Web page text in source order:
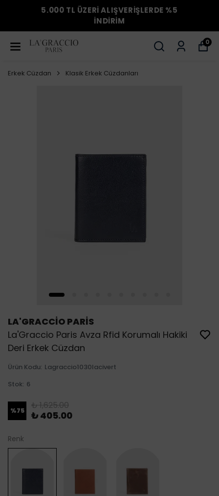
5.000 TL ÜZERİ ALIŞVERİŞLERDE %5
İNDİRİM
0
Erkek Cüzdan Klasik Erkek Cüzdanları
LA'GRACCİO PARİS
La'Graccio Paris Avza Rfid Korumalı Hakiki
Deri Erkek Cüzdan
Ürün Kodu: Lagraccio1030lacivert
Stok: 6
%75 ₺ 1,625.00
₺ 405.00
Renk